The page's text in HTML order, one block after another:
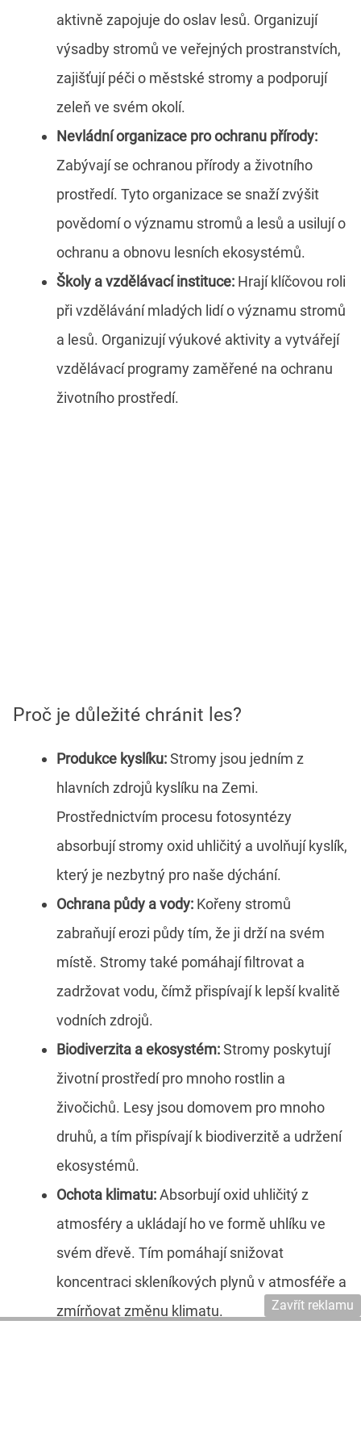
aktivně zapojuje do oslav lesů. Organizují
výsadby stromů ve veřejných prostranstvích,
zajišťují péči o městské stromy a podporují
zeleň ve svém okolí.
Nevládní organizace pro ochranu přírody:
Zabývají se ochranou přírody a životního
prostředí. Tyto organizace se snaží zvýšit
povědomí o významu stromů a lesů a usilují o
ochranu a obnovu lesních ekosystémů.
Školy a vzdělávací instituce: Hrají klíčovou roli
při vzdělávání mladých lidí o významu stromů
a lesů. Organizují výukové aktivity a vytvářejí
vzdělávací programy zaměřené na ochranu
životního prostředí.
Proč je důležité chránit les?
Produkce kyslíku:Stromy jsou jedním z
hlavních zdrojů kyslíku na Zemi.
Prostřednictvím procesu fotosyntézy
absorbují stromy oxid uhličitý a uvolňují kyslík,
který je nezbytný pro naše dýchání.
Ochrana půdy a vody: Kořeny stromů
zabraňují erozi půdy tím, že ji drží na svém
místě. Stromy také pomáhají filtrovat a
zadržovat vodu, čímž přispívají k lepší kvalitě
vodních zdrojů.
Biodiverzita a ekosystém:Stromy poskytují
životní prostředí pro mnoho rostlin a
živočichů. Lesy jsou domovem pro mnoho
druhů, a tím přispívají k biodiverzitě a udržení
ekosystémů.
Ochota klimatu:Absorbují oxid uhličitý z
atmosféry a ukládají ho ve formě uhlíku ve
svém dřevě. Tím pomáhají snižovat
koncentraci skleníkových plynů v atmosféře a
zmírňovat změnu klimatu.
Zavřít reklamu